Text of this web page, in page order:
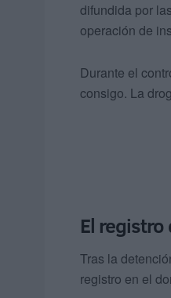
difundida por
operación de
Durante el
consigo. La
El
Tras la
registro en el